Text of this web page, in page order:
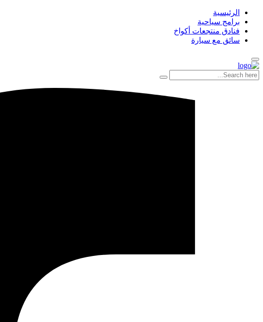
الرئيسية
برامج سياحية
فنادق منتجعات أكواخ
سائق مع سيارة